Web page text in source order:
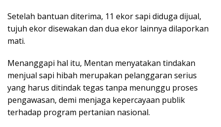
Setelah bantuan diterima, 11 ekor sapi diduga dijual,
tujuh ekor disewakan dan dua ekor lainnya dilaporkan
mati.
Menanggapi hal itu, Mentan menyatakan tindakan
menjual sapi hibah merupakan pelanggaran serius
yang harus ditindak tegas tanpa menunggu proses
pengawasan, demi menjaga kepercayaan publik
terhadap program pertanian nasional.